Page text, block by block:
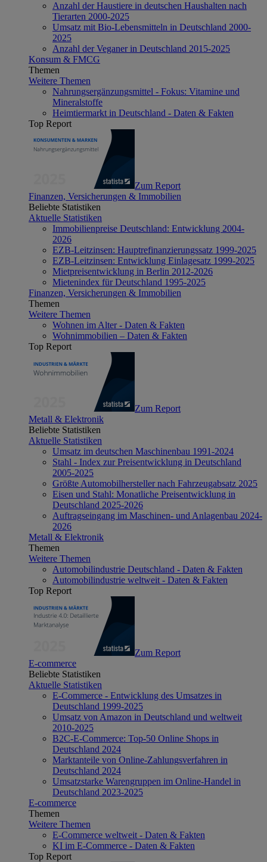
Anzahl der Haustiere in deutschen Haushalten nach
Tierarten 2000-2025
Umsatz mit Bio-Lebensmitteln in Deutschland 2000-
2025
Anzahl der Veganer in Deutschland 2015-2025
Konsum & FMCG
Themen
Weitere Themen
Nahrungsergänzungsmittel - Fokus: Vitamine und
Mineralstoffe
Heimtiermarkt in Deutschland - Daten & Fakten
Top Report
Zum Report
Finanzen, Versicherungen & Immobilien
Beliebte Statistiken
Aktuelle Statistiken
Immobilienpreise Deutschland: Entwicklung 2004-
2026
EZB-Leitzinsen: Hauptrefinanzierungssatz 1999-2025
EZB-Leitzinsen: Entwicklung Einlagesatz 1999-2025
Mietpreisentwicklung in Berlin 2012-2026
Mietenindex für Deutschland 1995-2025
Finanzen, Versicherungen & Immobilien
Themen
Weitere Themen
Wohnen im Alter - Daten & Fakten
Wohnimmobilien – Daten & Fakten
Top Report
Zum Report
Metall & Elektronik
Beliebte Statistiken
Aktuelle Statistiken
Umsatz im deutschen Maschinenbau 1991-2024
Stahl - Index zur Preisentwicklung in Deutschland
2005-2025
Größte Automobilhersteller nach Fahrzeugabsatz 2025
Eisen und Stahl: Monatliche Preisentwicklung in
Deutschland 2025-2026
Auftragseingang im Maschinen- und Anlagenbau 2024-
2026
Metall & Elektronik
Themen
Weitere Themen
Automobilindustrie Deutschland - Daten & Fakten
Automobilindustrie weltweit - Daten & Fakten
Top Report
Zum Report
E-commerce
Beliebte Statistiken
Aktuelle Statistiken
E-Commerce - Entwicklung des Umsatzes in
Deutschland 1999-2025
Umsatz von Amazon in Deutschland und weltweit
2010-2025
B2C-E-Commerce: Top-50 Online Shops in
Deutschland 2024
Marktanteile von Online-Zahlungsverfahren in
Deutschland 2024
Umsatzstarke Warengruppen im Online-Handel in
Deutschland 2023-2025
E-commerce
Themen
Weitere Themen
E-Commerce weltweit - Daten & Fakten
KI im E-Commerce - Daten & Fakten
Top Report